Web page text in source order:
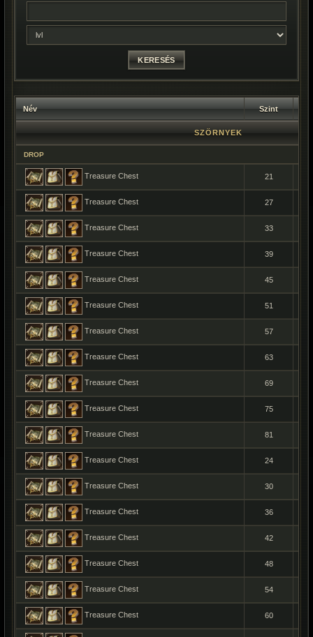
Név Szint
SZÖRNYEK
DROP
Treasure Chest 21
Treasure Chest 27
Treasure Chest 33
Treasure Chest 39
Treasure Chest 45
Treasure Chest 51
Treasure Chest 57
Treasure Chest 63
Treasure Chest 69
Treasure Chest 75
Treasure Chest 81
Treasure Chest 24
Treasure Chest 30
Treasure Chest 36
Treasure Chest 42
Treasure Chest 48
Treasure Chest 54
Treasure Chest 60